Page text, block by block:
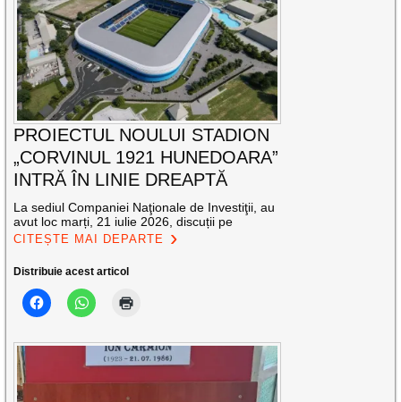
PROIECTUL NOULUI STADION
„CORVINUL 1921 HUNEDOARA”
INTRĂ ÎN LINIE DREAPTĂ
La sediul Companiei Naţionale de Investiţii, au
avut loc marți, 21 iulie 2026, discuții pe
CITEȘTE MAI DEPARTE
Distribuie acest articol